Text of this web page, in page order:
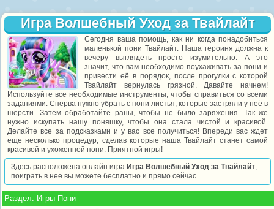
Игра Волшебный Уход за Твайлайт
Сегодня ваша помощь, как ни когда понадобиться
маленькой пони Твайлайт. Наша героиня должна к
вечеру выглядеть просто изумительно. А это
значит, что вам необходимо поухаживать за пони и
привести её в порядок, после прогулки с которой
Твайлайт вернулась грязной. Давайте начнем!
Используйте все необходимые инструменты, чтобы справиться со всеми
заданиями. Сперва нужно убрать с пони листья, которые застряли у неё в
шерсти. Затем обработайте раны, чтобы не было заряжения. Так же
нужно искупать нашу поняшку, чтобы она стала чистой и красивой.
Делайте все за подсказками и у вас все получиться! Впереди вас ждет
еще несколько процедур, сделав которые наша Твайлайт станет самой
красивой и ухоженной пони. Приятной игры!
Здесь расположена онлайн игра Игра Волшебный Уход за Твайлайт,
поиграть в нее вы можете бесплатно и прямо сейчас.
Раздел: Игры Пони